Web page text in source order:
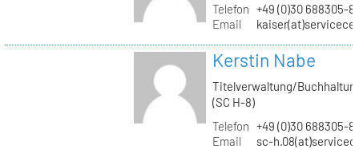
Telefon +49 (0)30 688305-
Email
Kerstin Nabe
Titelverwaltung/
(SC H-8)
Telefon +49 (0)30 688305-
Email
sc-